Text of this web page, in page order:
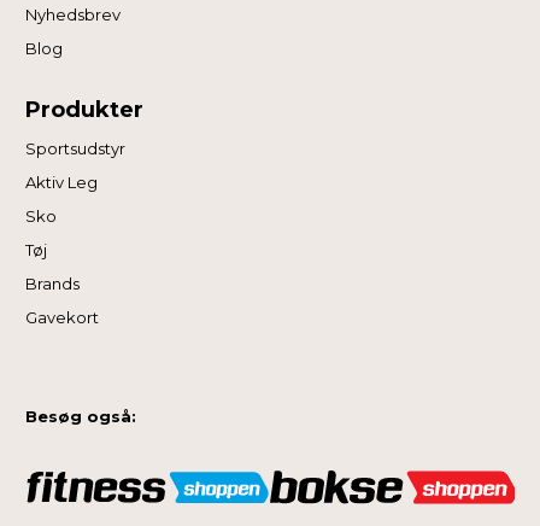
Nyhedsbrev
Blog
Produkter
Sportsudstyr
Aktiv Leg
Sko
Tøj
Brands
Gavekort
Besøg også: